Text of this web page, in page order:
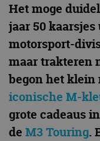
Het moge
jaar 50
motorsport-
maar trakteren
begon het klein
iconische M-
grote cadeaus
de M3 Touring.